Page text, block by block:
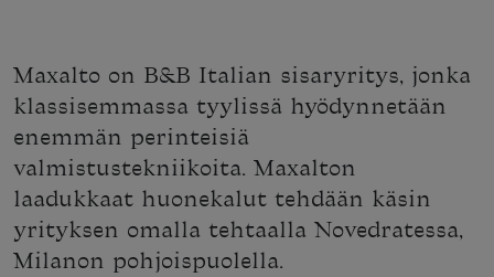
Maxalto on B&B Italian sisaryritys, jonka
klassisemmassa tyylissä hyödynnetään
enemmän perinteisiä
valmistustekniikoita. Maxalton
laadukkaat huonekalut tehdään käsin
yrityksen omalla tehtaalla Novedratessa,
Milanon pohjoispuolella.